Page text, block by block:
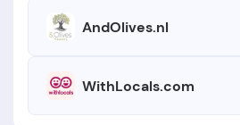
AndOlives.nl
WithLocals.com